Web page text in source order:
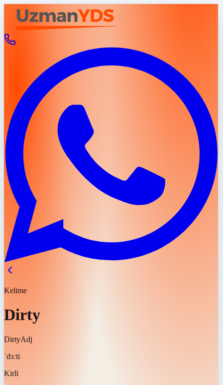
Kelime
Dirty
DirtyAdj
ˈdɜːti
Kirli